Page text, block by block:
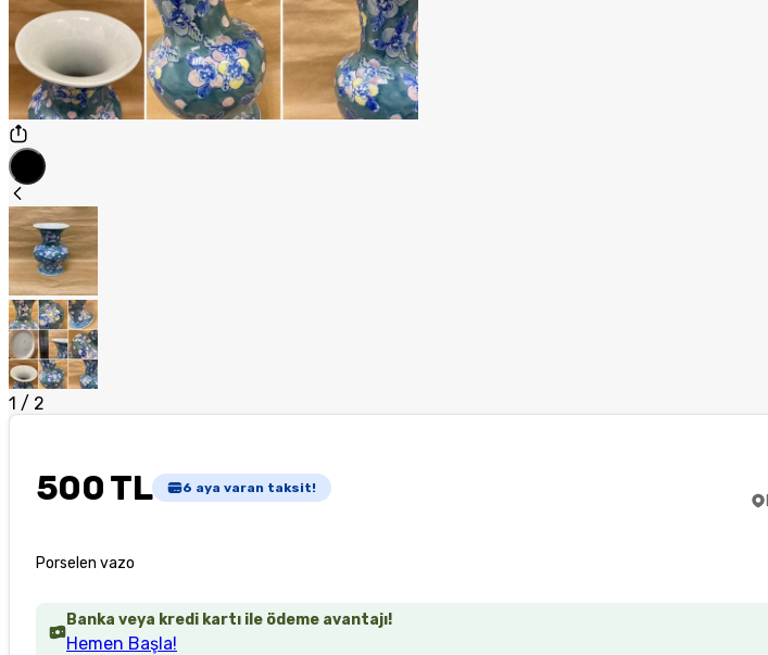
1 / 2
500 TL 6 aya varan taksit!
Porselen vazo
Banka veya kredi kartı ile ödeme avantajı!
Hemen Başla!